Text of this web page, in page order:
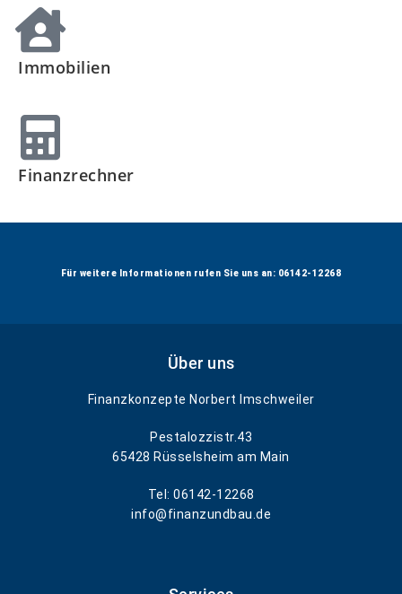
Immobilien
Finanzrechner
Für weitere Informationen rufen Sie uns an: 06142-12268
Über uns
Finanzkonzepte Norbert Imschweiler
Pestalozzistr.43
65428 Rüsselsheim am Main
Tel: 06142-12268
info@finanzundbau.de